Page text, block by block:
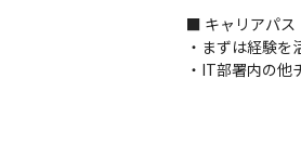
■ キャリアパス
・まずは経験
・IT部署内の